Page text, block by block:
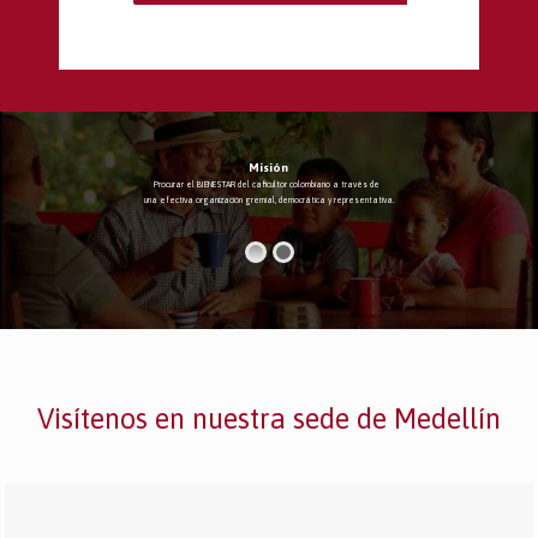
una efectiva organización gremial, democrática y representativa.
Misión
Procurar el BIENESTAR del caficultor colombiano a través de
Visítenos en nuestra sede de Medellín